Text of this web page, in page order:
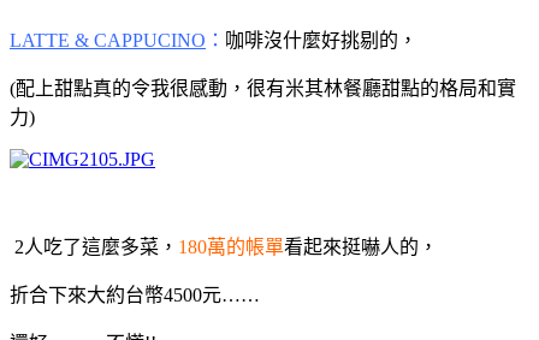
LATTE & CAPPUCINO ： 咖啡沒什麼好挑剔的，
(配上甜點真的令我很感動，很有米其林餐廳甜點的格局和實
力)
2人吃了這麼多菜， 180萬的帳單看起來挺嚇人的，
折合下來大約台幣4500元……